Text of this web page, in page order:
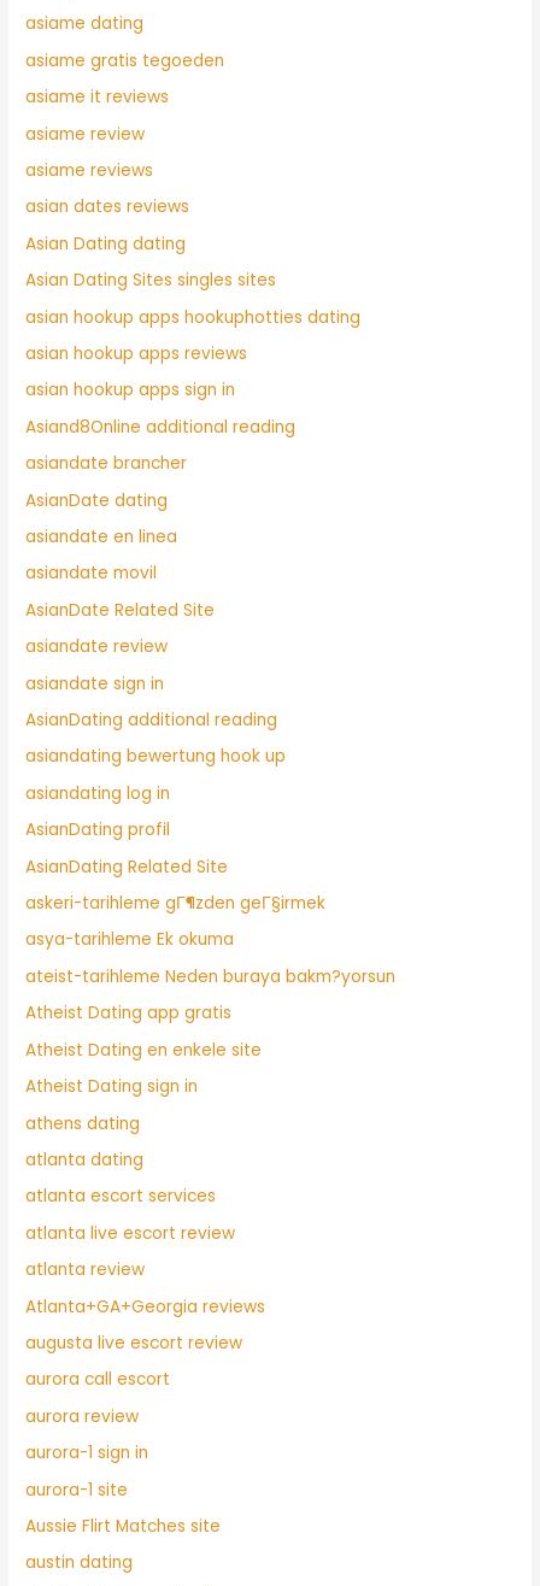
asiame dating
asiame gratis tegoeden
asiame it reviews
asiame review
asiame reviews
asian dates reviews
Asian Dating dating
Asian Dating Sites singles sites
asian hookup apps hookuphotties dating
asian hookup apps reviews
asian hookup apps sign in
Asiand8Online additional reading
asiandate brancher
AsianDate dating
asiandate en linea
asiandate movil
AsianDate Related Site
asiandate review
asiandate sign in
AsianDating additional reading
asiandating bewertung hook up
asiandating log in
AsianDating profil
AsianDating Related Site
askeri-tarihleme gГ¶zden geГ§irmek
asya-tarihleme Ek okuma
ateist-tarihleme Neden buraya bakm?yorsun
Atheist Dating app gratis
Atheist Dating en enkele site
Atheist Dating sign in
athens dating
atlanta dating
atlanta escort services
atlanta live escort review
atlanta review
Atlanta+GA+Georgia reviews
augusta live escort review
aurora call escort
aurora review
aurora-1 sign in
aurora-1 site
Aussie Flirt Matches site
austin dating